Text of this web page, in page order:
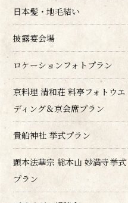
日本髪・地毛結い
披露宴会場
ロケーションフォトプラン
京料理 清和荘 料亭フォトウエ
ディング＆京会席プラン
貴船神社 挙式プラン
顕本法華宗 総本山 妙満寺挙式
プラン